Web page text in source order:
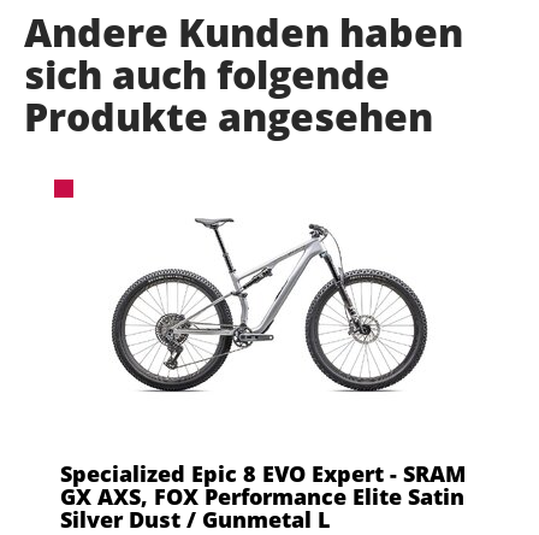
Andere Kunden haben
sich auch folgende
Produkte angesehen
Specialized Epic 8 EVO Expert - SRAM
GX AXS, FOX Performance Elite Satin
Silver Dust / Gunmetal L